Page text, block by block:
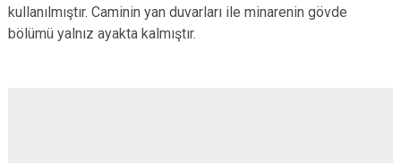
kullanılmıştır. Caminin yan duvarları ile minarenin gövde
bölümü yalnız ayakta kalmıştır.